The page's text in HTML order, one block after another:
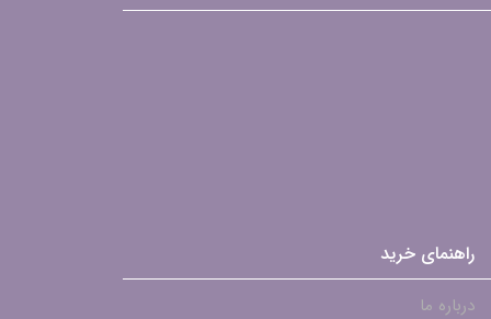
راهنمای خرید
درباره ما